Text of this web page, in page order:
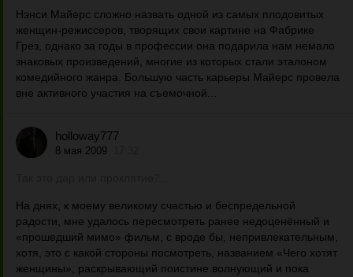
Нэнси Майерс сложно назвать одной из самых плодовитых
женщин-режиссеров, творящих свои картине на Фабрике
Грез, однако за годы в профессии она подарила нам немало
знаковых произведений, многие из которых стали эталоном
комедийного жанра. Большую часть карьеры Майерс провела
вне активного участия на съемочной...
holloway777
8 мая 2009
На днях, к моему великому счастью и беспредельной
радости, мне удалось пересмотреть ранее недоценённый и
«прошедший мимо» фильм, с вроде бы, непривлекательным,
хотя, это с какой стороны посмотреть, названием «Чего хотят
женщины», раскрывающий поистине волнующий и пока